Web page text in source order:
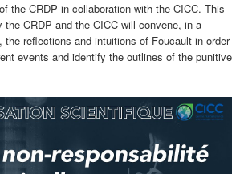
the CRDP in collaboration with the CICC. This
the CRDP and the CICC will convene, in a
reflections and intuitions of Foucault in order
events and identify the outlines of the punitive